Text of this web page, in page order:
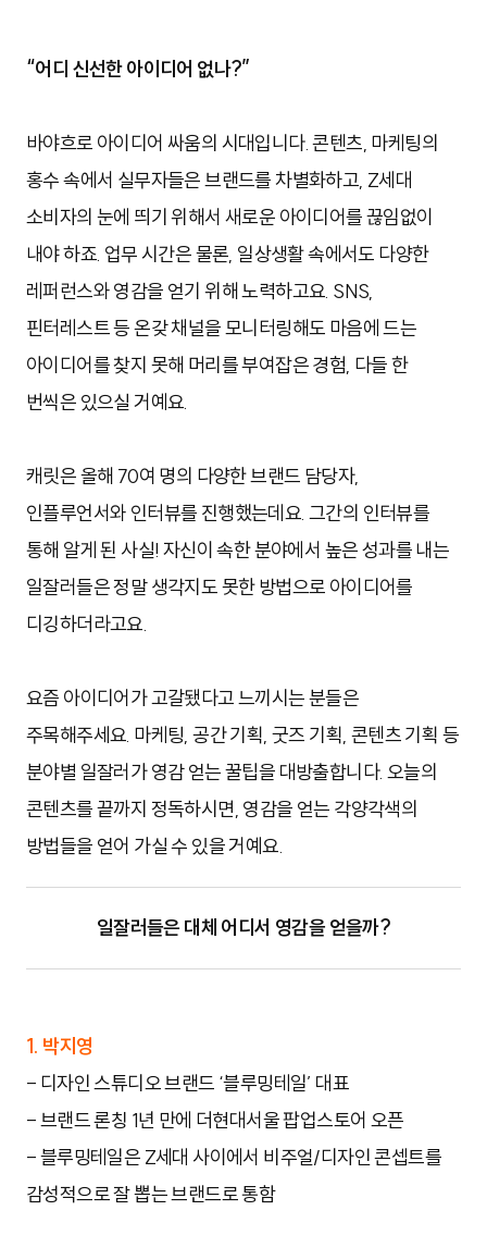
“어디 신선한 아이디어 없나?”
바야흐로 아이디어 싸움의 시대입니다. 콘텐츠, 마케팅의
홍수 속에서 실무자들은 브랜드를 차별화하고, Z세대
소비자의 눈에 띄기 위해서 새로운 아이디어를 끊임없이
내야 하죠. 업무 시간은 물론, 일상생활 속에서도 다양한
레퍼런스와 영감을 얻기 위해 노력하고요. SNS,
핀터레스트 등 온갖 채널을 모니터링해도 마음에 드는
아이디어를 찾지 못해 머리를 부여잡은 경험, 다들 한
번씩은 있으실 거예요.
캐릿은 올해 70여 명의 다양한 브랜드 담당자,
인플루언서와 인터뷰를 진행했는데요. 그간의 인터뷰를
통해 알게 된 사실! 자신이 속한 분야에서 높은 성과를 내는
일잘러들은 정말 생각지도 못한 방법으로 아이디어를
디깅하더라고요.
요즘 아이디어가 고갈됐다고 느끼시는 분들은
주목해주세요. 마케팅, 공간 기획, 굿즈 기획, 콘텐츠 기획 등
분야별 일잘러가 영감 얻는 꿀팁을 대방출합니다. 오늘의
콘텐츠를 끝까지 정독하시면, 영감을 얻는 각양각색의
방법들을 얻어 가실 수 있을 거예요.
일잘러들은 대체 어디서 영감을 얻을까?
1. 박지영
- 디자인 스튜디오 브랜드 ‘블루밍테일’ 대표
- 브랜드 론칭 1년 만에 더현대서울 팝업스토어 오픈
- 블루밍테일은 Z세대 사이에서 비주얼/디자인 콘셉트를
감성적으로 잘 뽑는 브랜드로 통함